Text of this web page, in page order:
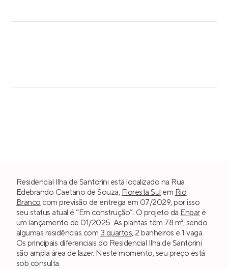
Residencial Ilha de Santorini está localizado na Rua
Edebrando Caetano de Souza, Floresta Sul em Rio
Branco com previsão de entrega em 07/2029, por isso
seu status atual é “Em construção”. O projeto da Enparé
um lançamento de 01/2025. As plantas têm 78 m², sendo
algumas residências com 3 quartos, 2 banheiros e 1 vaga.
Os principais diferenciais do Residencial Ilha de Santorini
são ampla área de lazer. Neste momento, seu preço está
sob consulta.